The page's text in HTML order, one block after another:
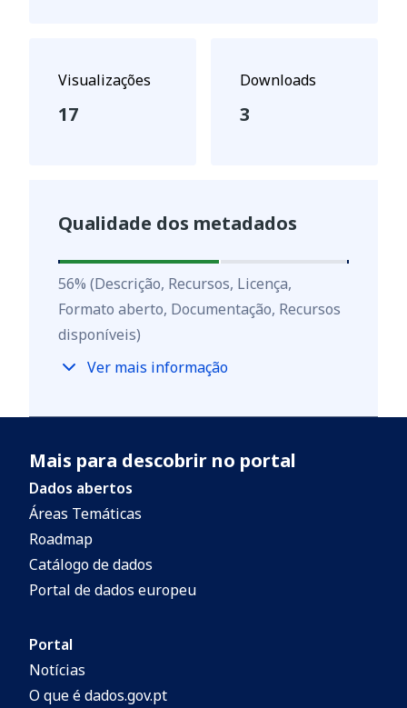
Visualizações
17
Downloads
3
Qualidade dos metadados
56%
56% (Descrição, Recursos, Licença,
Formato aberto, Documentação, Recursos
disponíveis)
Ver mais informação
Mais para descobrir no portal
Dados abertos
Áreas Temáticas
Roadmap
Catálogo de dados
Portal de dados europeu
Portal
Notícias
O que é dados.gov.pt